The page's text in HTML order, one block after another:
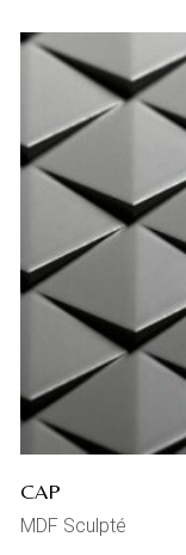
CAP
MDF Sculpté